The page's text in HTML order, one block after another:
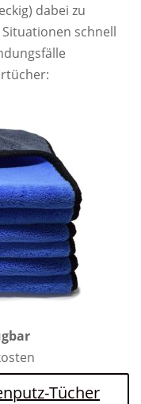
dabei zu
schnell
Tücher